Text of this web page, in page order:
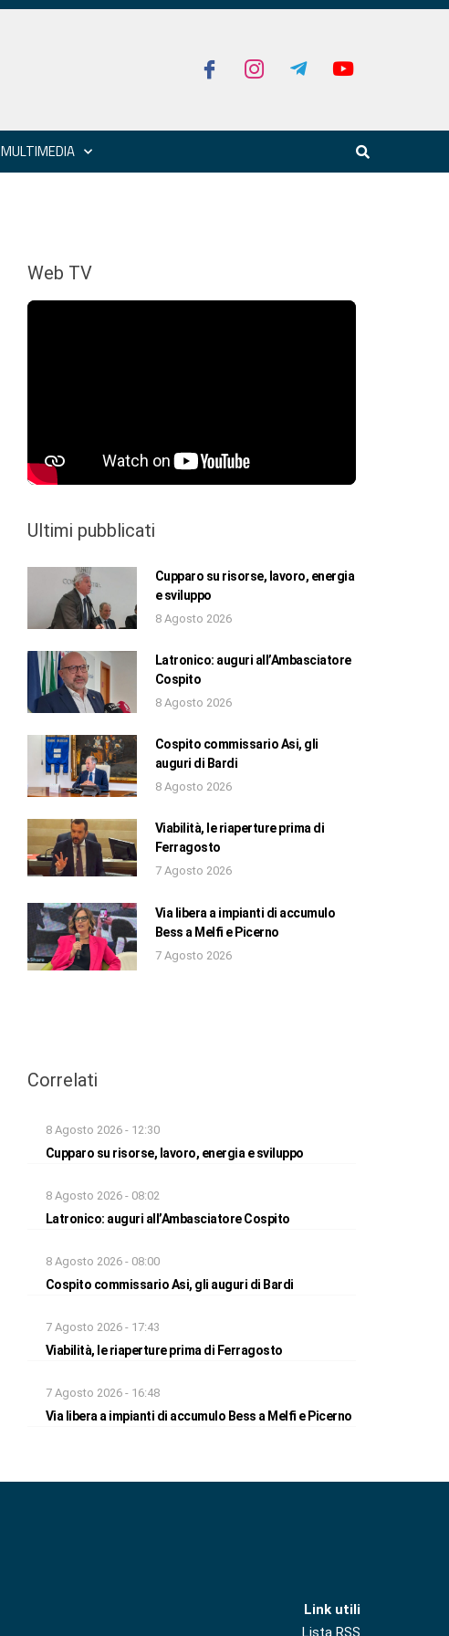
MULTIMEDIA
Web TV
Ultimi pubblicati
Cupparo su risorse, lavoro, energia
e sviluppo
8 Agosto 2026
Latronico: auguri all’Ambasciatore
Cospito
8 Agosto 2026
Cospito commissario Asi, gli
auguri di Bardi
8 Agosto 2026
Viabilità, le riaperture prima di
Ferragosto
7 Agosto 2026
Via libera a impianti di accumulo
Bess a Melfi e Picerno
7 Agosto 2026
Correlati
8 Agosto 2026 - 12:30
Cupparo su risorse, lavoro, energia e sviluppo
8 Agosto 2026 - 08:02
Latronico: auguri all’Ambasciatore Cospito
8 Agosto 2026 - 08:00
Cospito commissario Asi, gli auguri di Bardi
7 Agosto 2026 - 17:43
Viabilità, le riaperture prima di Ferragosto
7 Agosto 2026 - 16:48
Via libera a impianti di accumulo Bess a Melfi e Picerno
Link utili
Lista RSS